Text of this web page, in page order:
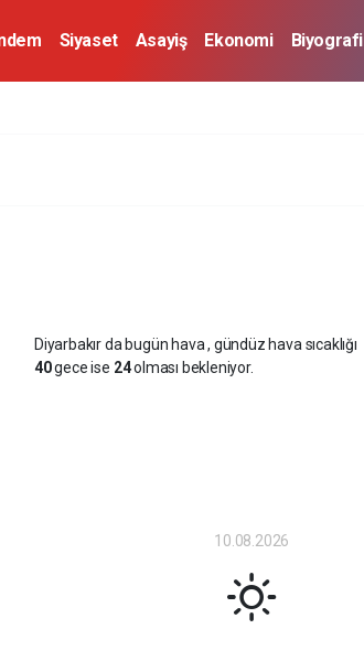
Siyaset Asayiş Ekonomi Biyografi
Diyarbakır da bugün hava, gündüz hava sıcaklığı
40gece ise 24olması bekleniyor.
10.08.2026